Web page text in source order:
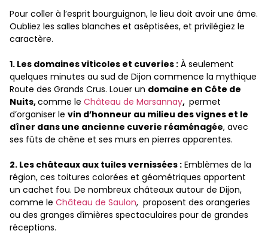
Pour coller à l’esprit bourguignon, le lieu doit avoir une âme.
Oubliez les salles blanches et aséptisées, et privilégiez le
caractère.
1. Les domaines viticoles et cuveries : À seulement
quelques minutes au sud de Dijon commence la mythique
Route des Grands Crus. Louer un domaine en Côte de
Nuits,comme le Château de Marsannay, permet
d’organiser le vin d’honneur au milieu des vignes et le
dîner dans une ancienne cuverie réaménagée, avec
ses fûts de chêne et ses murs en pierres apparentes.
2. Les châteaux aux tuiles vernissées : Emblèmes de la
région, ces toitures colorées et géométriques apportent
un cachet fou. De nombreux châteaux autour de Dijon,
comme le Château de Saulon, proposent des orangeries
ou des granges dîmières spectaculaires pour de grandes
réceptions.